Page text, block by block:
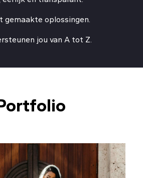
gemaakte oplossingen.
jou van A tot Z.